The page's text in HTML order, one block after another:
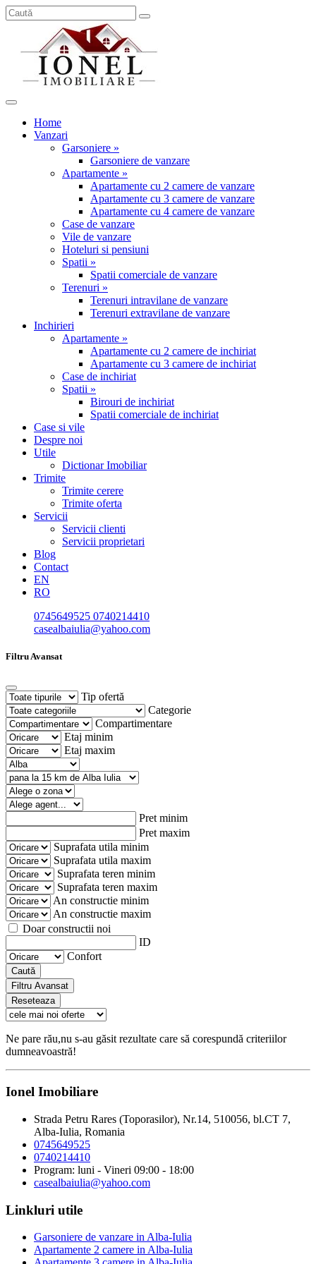
Home
Vanzari
Garsoniere »
Garsoniere de vanzare
Apartamente »
Apartamente cu 2 camere de vanzare
Apartamente cu 3 camere de vanzare
Apartamente cu 4 camere de vanzare
Case de vanzare
Vile de vanzare
Hoteluri si pensiuni
Spatii »
Spatii comerciale de vanzare
Terenuri »
Terenuri intravilane de vanzare
Terenuri extravilane de vanzare
Inchirieri
Apartamente »
Apartamente cu 2 camere de inchiriat
Apartamente cu 3 camere de inchiriat
Case de inchiriat
Spatii »
Birouri de inchiriat
Spatii comerciale de inchiriat
Case si vile
Despre noi
Utile
Dictionar Imobiliar
Trimite
Trimite cerere
Trimite oferta
Servicii
Servicii clienti
Servicii proprietari
Blog
Contact
EN
RO
0745649525 0740214410
casealbaiulia@yahoo.com
Filtru Avansat
Tip ofertă
Categorie
Compartimentare
Etaj minim
Etaj maxim
Pret minim
Pret maxim
Suprafata utila minim
Suprafata utila maxim
Suprafata teren minim
Suprafata teren maxim
An constructie minim
An constructie maxim
Doar constructii noi
ID
Confort
Caută
Filtru Avansat
Reseteaza
Ne pare rău,nu s-au găsit rezultate care să corespundă criteriilor
dumneavoastră!
Ionel Imobiliare
Strada Petru Rares (Toporasilor), Nr.14, 510056, bl.CT 7,
Alba-Iulia, Romania
0745649525
0740214410
Program: luni - Vineri 09:00 - 18:00
casealbaiulia@yahoo.com
Linkluri utile
Garsoniere de vanzare in Alba-Iulia
Apartamente 2 camere in Alba-Iulia